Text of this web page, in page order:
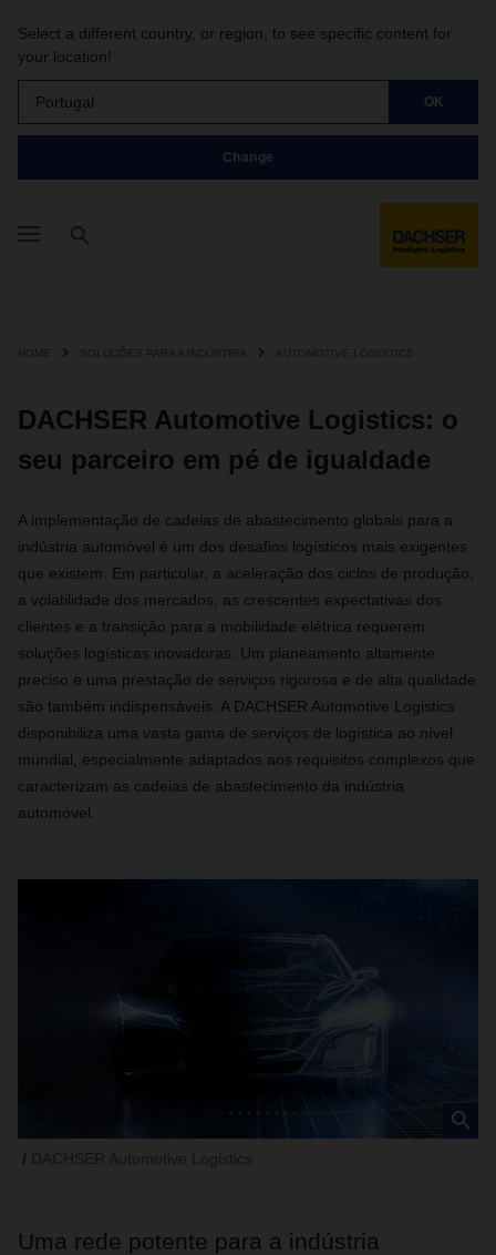
Select a different country, or region, to see specific content for
your location!
Portugal OK
Change
HOME SOLUÇÕES PARA A INDÚSTRIA AUTOMOTIVE LOGISTICS
DACHSER Automotive Logistics: o
seu parceiro em pé de igualdade
A implementação de cadeias de abastecimento globais para a
indústria automóvel é um dos desafios logísticos mais exigentes
que existem. Em particular, a aceleração dos ciclos de produção,
a volatilidade dos mercados, as crescentes expectativas dos
clientes e a transição para a mobilidade elétrica requerem
soluções logísticas inovadoras. Um planeamento altamente
preciso e uma prestação de serviços rigorosa e de alta qualidade
são também indispensáveis. A DACHSER Automotive Logistics
disponibiliza uma vasta gama de serviços de logística ao nível
mundial, especialmente adaptados aos requisitos complexos que
caracterizam as cadeias de abastecimento da indústria
automóvel.
Uma rede potente para a indústria